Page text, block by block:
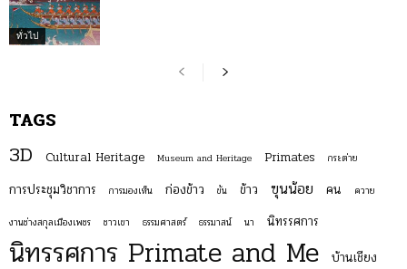
ทั่วไป
TAGS
3D Cultural Heritage Museum and Heritage Primates กระต่าย
การประชุมวิชาการ การมองเห็น ก่องข้าว ขัน ข้าว ฃุนน้อย คน ควาย
งานช่างสกุลเมืองเพชร ชาวเขา ธรรมศาสตร์ ธรรมาสน์ นา นิทรรศการ
นิทรรศการ Primate and Me บ้านเชียง